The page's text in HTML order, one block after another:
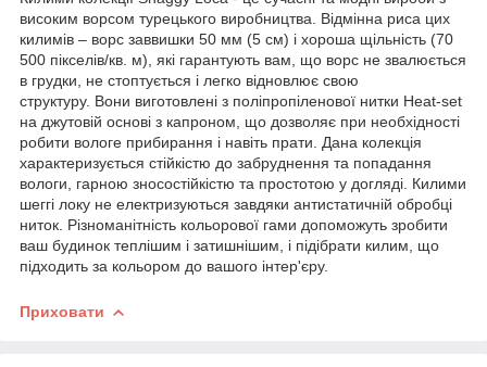
високим ворсом турецького виробництва. Відмінна риса цих
килимів – ворс заввишки 50 мм (5 см) і хороша щільність (70
500 пікселів/кв. м), які гарантують вам, що ворс не звалюється
в грудки, не стоптується і легко відновлює свою
структуру. Вони виготовлені з поліпропіленової нитки Heat-set
на джутовій основі з капроном, що дозволяє при необхідності
робити вологе прибирання і навіть прати. Дана колекція
характеризується стійкістю до забруднення та попадання
вологи, гарною зносостійкістю та простотою у догляді. Килими
шеггі локу не електризуються завдяки антистатичній обробці
ниток. Різноманітність кольорової гами допоможуть зробити
ваш будинок теплішим і затишнішим, і підібрати килим, що
підходить за кольором до вашого інтер'єру.
Приховати